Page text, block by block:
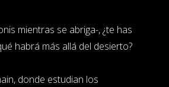
mientras se abriga-, ¿te has
habrá más allá del desierto?
donde estudian los